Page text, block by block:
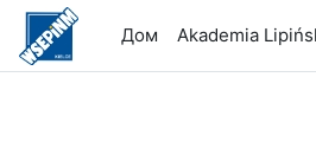
Прапусьціць да асноўнага кантэнту
Дом
Akademia